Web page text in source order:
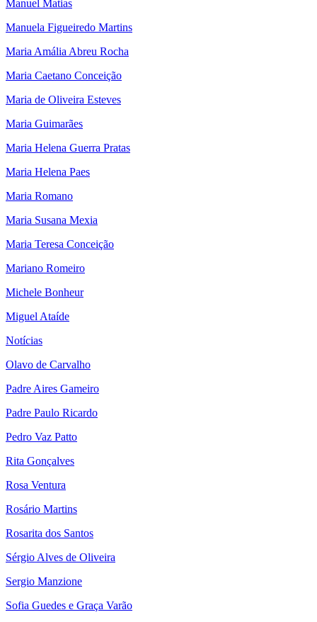
Manuel Matias
Manuela Figueiredo Martins
Maria Amália Abreu Rocha
Maria Caetano Conceição
Maria de Oliveira Esteves
Maria Guimarães
Maria Helena Guerra Pratas
Maria Helena Paes
Maria Romano
Maria Susana Mexia
Maria Teresa Conceição
Mariano Romeiro
Michele Bonheur
Miguel Ataíde
Notícias
Olavo de Carvalho
Padre Aires Gameiro
Padre Paulo Ricardo
Pedro Vaz Patto
Rita Gonçalves
Rosa Ventura
Rosário Martins
Rosarita dos Santos
Sérgio Alves de Oliveira
Sergio Manzione
Sofia Guedes e Graça Varão